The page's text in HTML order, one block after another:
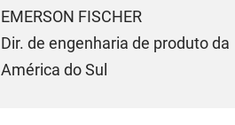
EMERSON FISCHER
Dir. de engenharia de produto da
América do Sul